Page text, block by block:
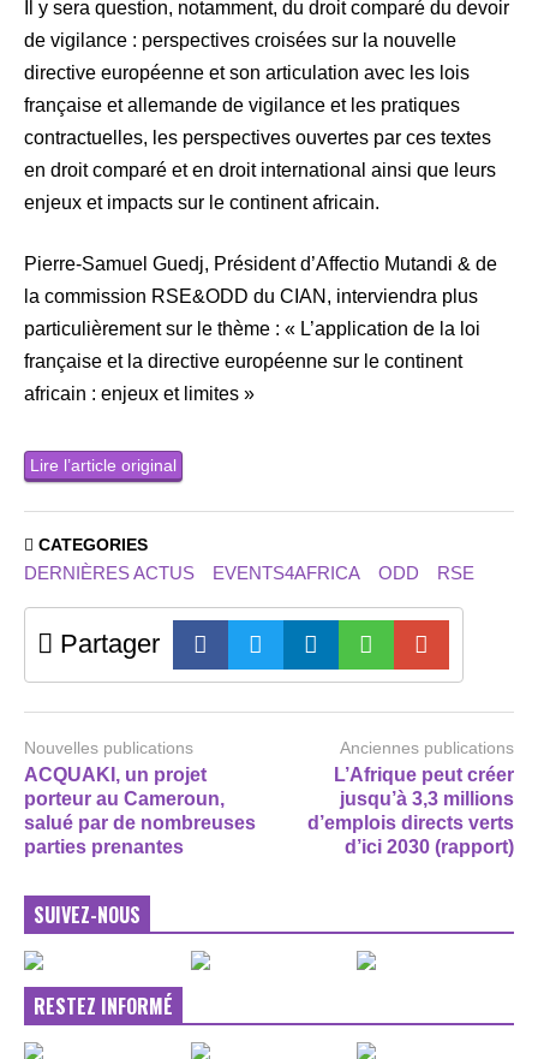
Il y sera question, notamment, du droit comparé du devoir
de vigilance : perspectives croisées sur la nouvelle
directive européenne et son articulation avec les lois
française et allemande de vigilance et les pratiques
contractuelles, les perspectives ouvertes par ces textes
en droit comparé et en droit international ainsi que leurs
enjeux et impacts sur le continent africain.
Pierre-Samuel Guedj, Président d’Affectio Mutandi & de
la commission RSE&ODD du CIAN, interviendra plus
particulièrement sur le thème : « L’application de la loi
française et la directive européenne sur le continent
africain : enjeux et limites »
Lire l’article original
CATEGORIES
DERNIÈRES ACTUS EVENTS4AFRICA ODD RSE
Partager
Nouvelles publications
ACQUAKI, un projet
porteur au Cameroun,
salué par de nombreuses
parties prenantes
Anciennes publications
L’Afrique peut créer
jusqu’à 3,3 millions
d’emplois directs verts
d’ici 2030 (rapport)
SUIVEZ-NOUS
RESTEZ INFORMÉ